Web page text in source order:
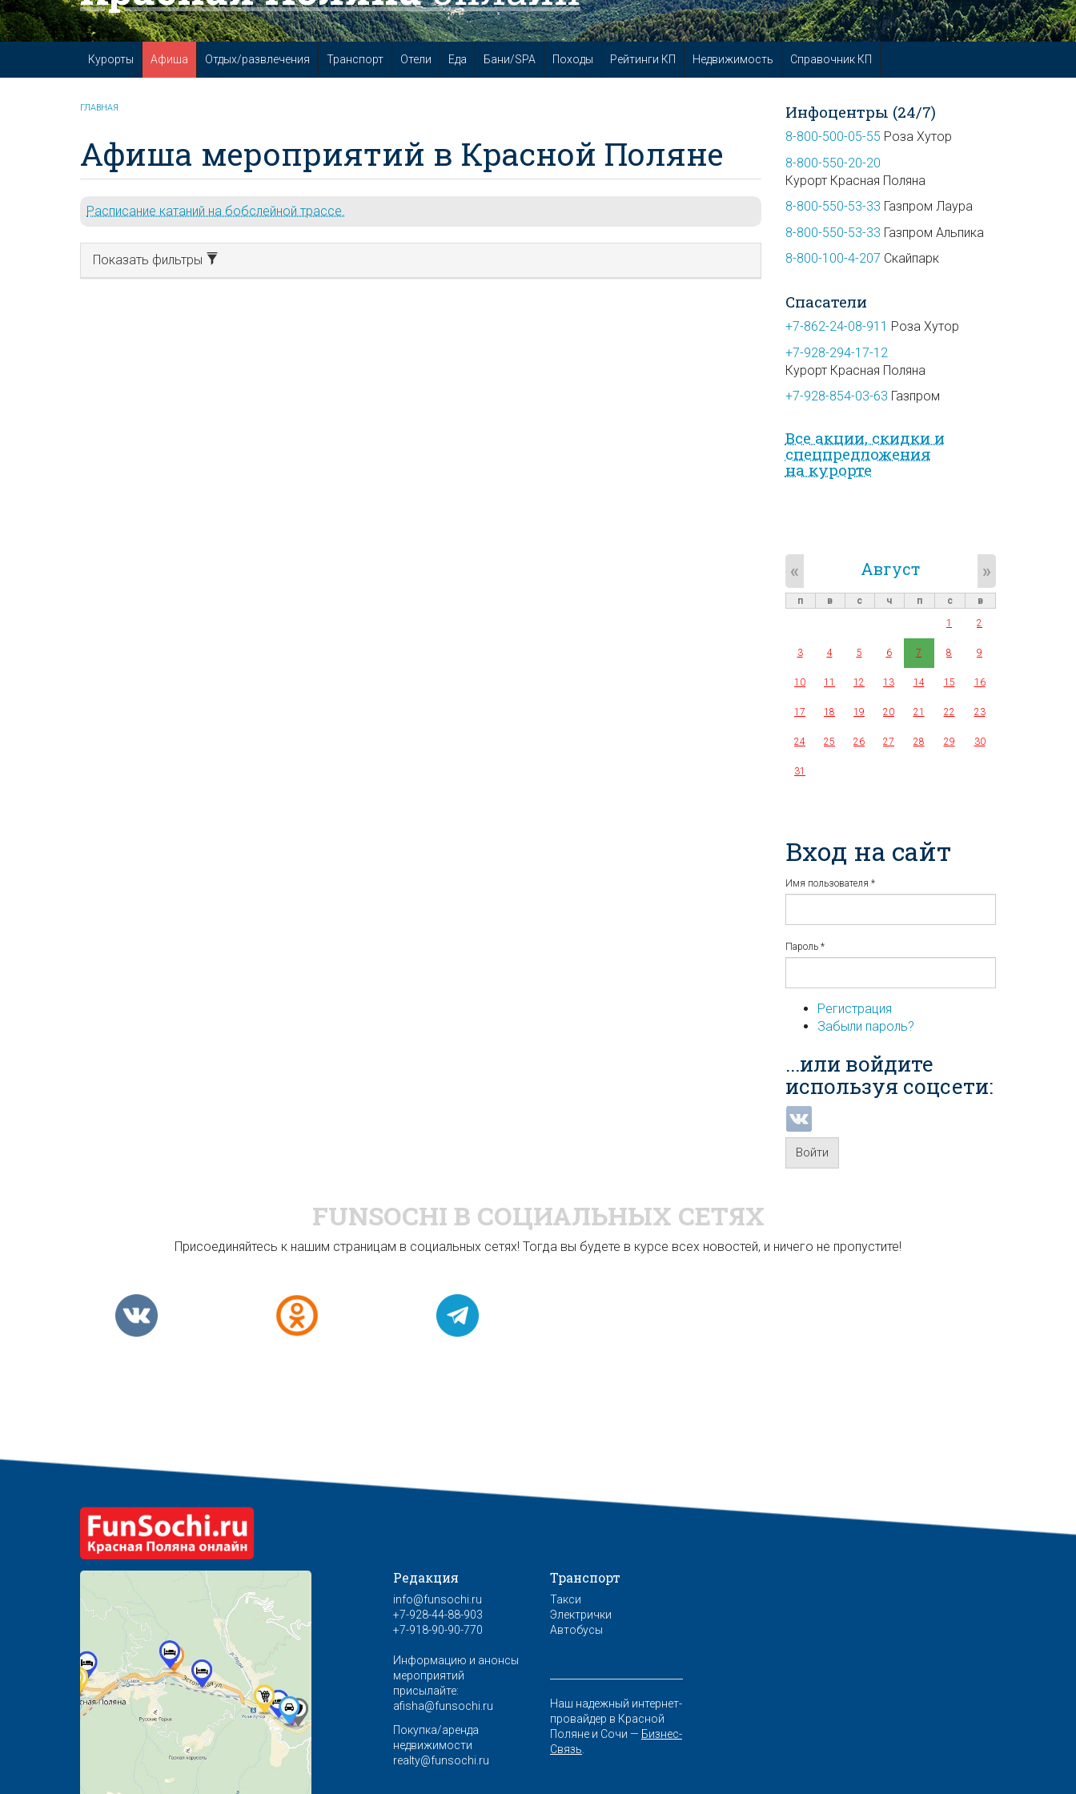
Курорты Афиша Отдых/развлечения Транспорт Отели Еда Бани/SPA Походы Рейтинги КП Недвижимость Справочник КП
ГЛАВНАЯ
Афиша мероприятий в Красной Поляне
Расписание катаний на бобслейной трассе.
Показать фильтры
Инфоцентры (24/7)
8-800-500-05-55 Роза Хутор
8-800-550-20-20
Курорт Красная Поляна
8-800-550-53-33 Газпром Лаура
8-800-550-53-33 Газпром Альпика
8-800-100-4-207 Скайпарк
Спасатели
+7-862-24-08-911 Роза Хутор
+7-928-294-17-12
Курорт Красная Поляна
+7-928-854-03-63 Газпром
Все акции, скидки и
спец­предложе­ния
на курорте
Август
« »
п в с ч п с
в
1
2
3 4 5 6 7 8 9
10 11 12 13 14 15 16
17 18 19 20 21 22 23
24 25 26 27 28 29 30
31
Вход на сайт
Имя пользователя *
Пароль *
Регистрация
Забыли пароль?
...или войдите
используя соцсети:
Войти
FUNSOCHI В СОЦИАЛЬНЫХ СЕТЯХ
Присоединяйтесь к нашим страницам в социальных сетях! Тогда вы будете в курсе всех новостей, и ничего не пропустите!
Редакция
info@funsochi.ru
+7-928-44-88-903
+7-918-90-90-770
Информацию и анонсы
мероприятий
присылайте:
afisha@funsochi.ru
Покупка/аренда
недвижимости
realty@funsochi.ru
Транспорт
Такси
Электрички
Автобусы
Наш надежный интернет-
провайдер в Красной
Поляне и Сочи — Бизнес-
Связь